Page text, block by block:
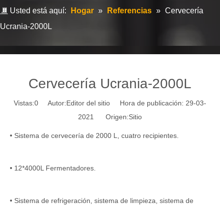
Usted está aquí: Hogar » Referencias » Cervecería
Ucrania-2000L
Cervecería Ucrania-2000L
Vistas:0 Autor:Editor del sitio Hora de publicación: 29-03-
2021 Origen:Sitio
• Sistema de cervecería de 2000 L, cuatro recipientes.
• 12*4000L Fermentadores.
• Sistema de refrigeración, sistema de limpieza, sistema de